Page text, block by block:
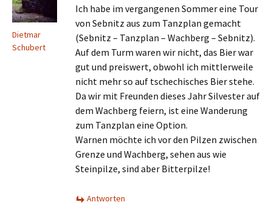
Dietmar
Schubert
Ich habe im vergangenen Sommer eine Tour
von Sebnitz aus zum Tanzplan gemacht
(Sebnitz – Tanzplan – Wachberg – Sebnitz).
Auf dem Turm waren wir nicht, das Bier war
gut und preiswert, obwohl ich mittlerweile
nicht mehr so auf tschechisches Bier stehe.
Da wir mit Freunden dieses Jahr Silvester auf
dem Wachberg feiern, ist eine Wanderung
zum Tanzplan eine Option.
Warnen möchte ich vor den Pilzen zwischen
Grenze und Wachberg, sehen aus wie
Steinpilze, sind aber Bitterpilze!
Antworten